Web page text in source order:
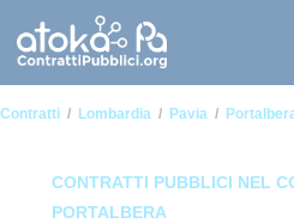
Contratti Lombardia Pavia
CONTRATTI PUBBLICI NEL
PORTALBERA